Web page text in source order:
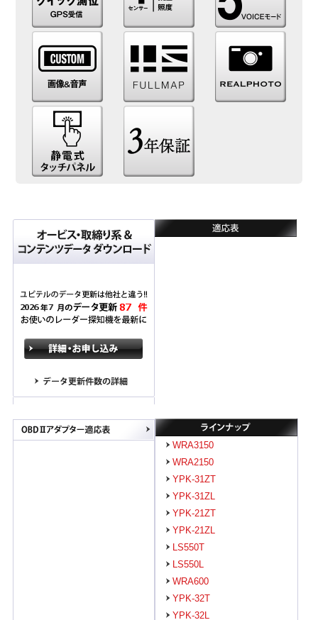
WRA3150
WRA2150
YPK-31ZT
YPK-31ZL
YPK-21ZT
YPK-21ZL
LS550T
LS550L
WRA600
YPK-32T
YPK-32L